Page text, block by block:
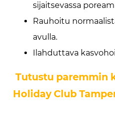
sijaitsevassa
Rauhoitu
avulla.
Ilahduttava
Tutustu paremmin
Holiday Club